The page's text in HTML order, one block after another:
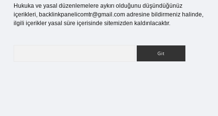
Hukuka ve yasal düzenlemelere aykırı olduğunu düşündüğünüz
içerikleri, backlinkpanelicomtr@gmail.com adresine bildirmeniz halinde,
ilgili içerikler yasal süre içerisinde sitemizden kaldırılacaktır.